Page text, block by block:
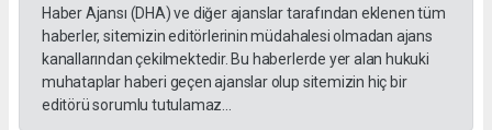
Haber Ajansı (DHA) ve diğer ajanslar tarafından eklenen tüm
haberler, sitemizin editörlerinin müdahalesi olmadan ajans
kanallarından çekilmektedir. Bu haberlerde yer alan hukuki
muhataplar haberi geçen ajanslar olup sitemizin hiç bir
editörü sorumlu tutulamaz...